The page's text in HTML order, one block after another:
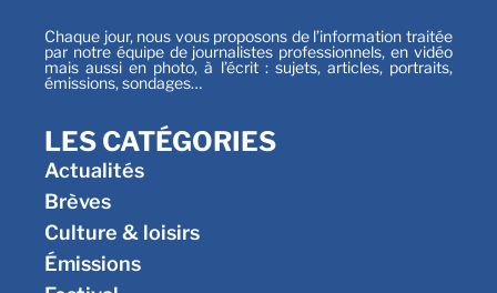
Chaque jour, nous vous proposons de l’information traitée
par notre équipe de journalistes professionnels, en vidéo
mais aussi en photo, à l’écrit : sujets, articles, portraits,
émissions, sondages…
LES CATÉGORIES
Actualités
Brèves
Culture & loisirs
Émissions